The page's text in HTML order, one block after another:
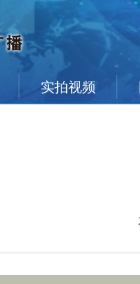
实拍视频